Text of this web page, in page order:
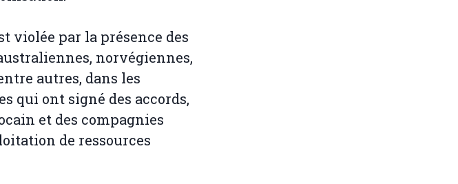
violée par la présence des
norvégiennes,
autres, dans les
qui ont signé des accords,
et des compagnies
de ressources